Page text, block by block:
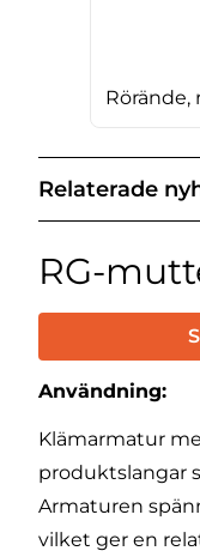
Rörände,
Relaterade
RG-
Användning:
Klämarmatur
produktslangar
Armaturen
vilket ger en